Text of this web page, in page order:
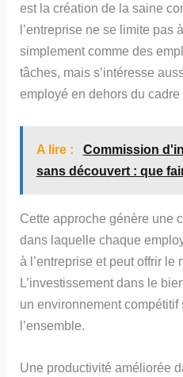
est la création de la saine
l’entreprise ne se limite pas
simplement comme des
tâches, mais s’intéresse
employé en dehors du cadre
A lire :
Commission
sans découvert : que
Cette approche génère une
dans laquelle chaque
à l’entreprise et peut offrir le
L’investissement dans le
un environnement
l’ensemble.
Une productivité améliorée